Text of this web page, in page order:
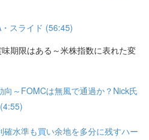
スライド (56:45)
期限はある～米株指数に表れた変
向～FOMCは無風で通過か？Nick氏
確水準も買い余地を多分に残すハー